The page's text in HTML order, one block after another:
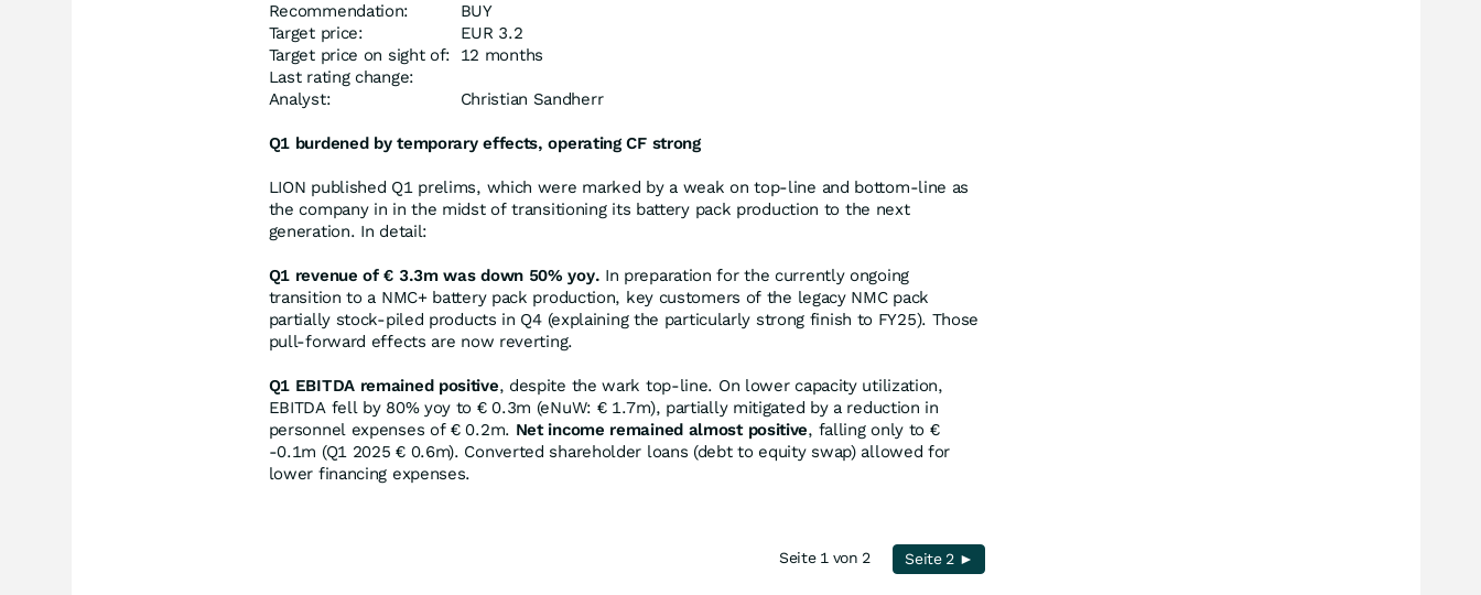
Recommendation:
BUY
Target price:
EUR 3.2
Target price on sight of:
12 months
Last rating change:
Analyst:
Christian Sandherr
Q1 burdened by temporary effects, operating CF strong
LION published Q1 prelims, which were marked by a weak on top-line and bottom-line as
the company in in the midst of transitioning its battery pack production to the next
generation. In detail:
Q1 revenue of € 3.3m was down 50% yoy. In preparation for the currently ongoing
transition to a NMC+ battery pack production, key customers of the legacy NMC pack
partially stock-piled products in Q4 (explaining the particularly strong finish to FY25). Those
pull-forward effects are now reverting.
Q1 EBITDA remained positive, despite the wark top-line. On lower capacity utilization,
EBITDA fell by 80% yoy to € 0.3m (eNuW: € 1.7m), partially mitigated by a reduction in
personnel expenses of € 0.2m. Net income remained almost positive, falling only to €
-0.1m (Q1 2025 € 0.6m). Converted shareholder loans (debt to equity swap) allowed for
lower financing expenses.
Seite 1 von 2 Seite 2 ►